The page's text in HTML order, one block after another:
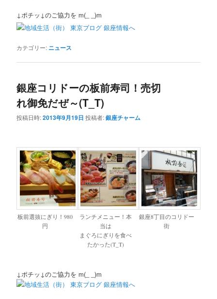
↓ポチッ↓のご協力を m(_ _)m
カテゴリー: ニュース
銀座コリドーの板前寿司！売切
れ御免だぜ～(T_T)
投稿日時:2013年9月19日 投稿者:銀座チャーム
板前選抜にぎり！980
円
ランチメニュー！本
当は
まぐろにぎりを食べ
たかった(T_T)
銀座8丁目のコリドー
街
↓ポチッ↓のご協力を m(_ _)m